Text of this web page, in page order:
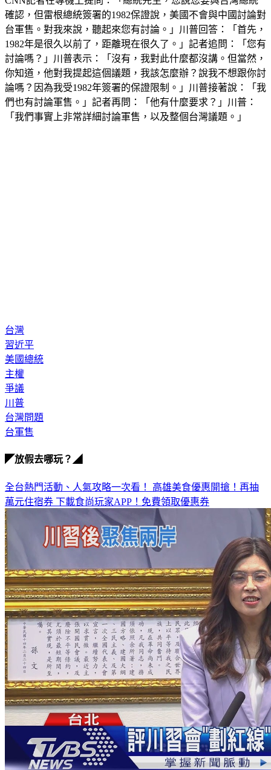
確認，但雷根總統簽署的1982保證說，美國不會與中國討論對
台軍售。對我來說，聽起來您有討論。」川普回答：「首先，
1982年是很久以前了，距離現在很久了。」記者追問：「您有
討論嗎？」川普表示：「沒有，我對此什麼都沒講。但當然，
你知道，他對我提起這個議題，我該怎麼辦？說我不想跟你討
論嗎？因為我受1982年簽署的保證限制。」川普接著說：「我
們也有討論軍售。」記者再問：「他有什麼要求？」川普：
「我們事實上非常詳細討論軍售，以及整個台灣議題。」
台灣
習近平
美國總統
主權
爭議
川普
台灣問題
台軍售
◤放假去哪玩？◢
全台熱門活動、人氣攻略一次看！ 高雄美食優惠開搶！再抽
萬元住宿券 下載食尚玩家APP！免費領取優惠券